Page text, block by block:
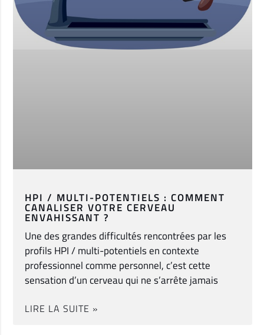
HPI / MULTI-POTENTIELS : COMMENT
CANALISER VOTRE CERVEAU
ENVAHISSANT ?
Une des grandes difficultés rencontrées par les
profils HPI / multi-potentiels en contexte
professionnel comme personnel, c’est cette
sensation d’un cerveau qui ne s’arrête jamais
LIRE LA SUITE »